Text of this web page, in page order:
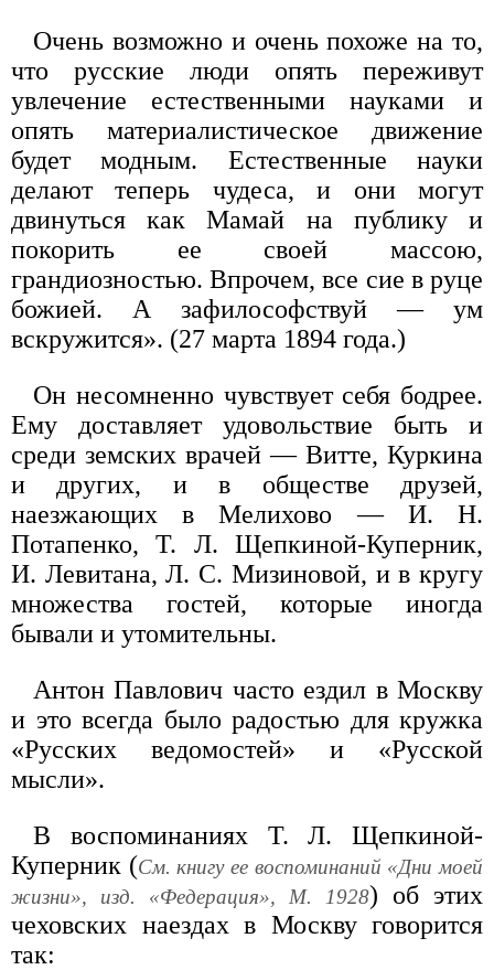
Очень возможно и очень похоже на то,
что русские люди опять переживут
увлечение естественными науками и
опять материалистическое движение
будет модным. Естественные науки
делают теперь чудеса, и они могут
двинуться как Мамай на публику и
покорить ее своей массою,
грандиозностью. Впрочем, все сие в руце
божией. А зафилософствуй — ум
вскружится». (27 марта 1894 года.)
Он несомненно чувствует себя бодрее.
Ему доставляет удовольствие быть и
среди земских врачей — Витте, Куркина
и других, и в обществе друзей,
наезжающих в Мелихово — И. Н.
Потапенко, Т. Л. Щепкиной-Куперник,
И. Левитана, Л. С. Мизиновой, и в кругу
множества гостей, которые иногда
бывали и утомительны.
Антон Павлович часто ездил в Москву
и это всегда было радостью для кружка
«Русских ведомостей» и «Русской
мысли».
В воспоминаниях Т. Л. Щепкиной-
Куперник (См. книгу ее воспоминаний «Дни моей
жизни», изд. «Федерация», М. 1928) об этих
чеховских наездах в Москву говорится
так: